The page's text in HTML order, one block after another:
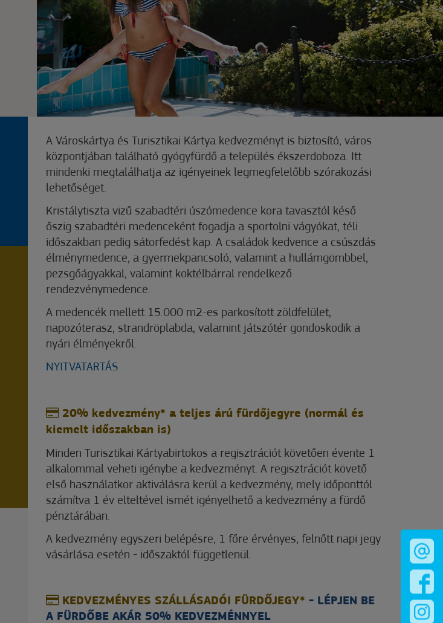
A Városkártya és Turisztikai Kártya kedvezményt is biztosító, város
központjában található gyógyfürdő a település ékszerdoboza. Itt
mindenki megtalálhatja az igényeinek legmegfelelőbb szórakozási
lehetőséget.
Kristálytiszta vizű szabadtéri úszómedence kora tavasztól késő
őszig szabadtéri medenceként fogadja a sportolni vágyókat, téli
időszakban pedig sátorfedést kap. A családok kedvence a csúszdás
élménymedence, a gyermekpancsoló, valamint a hullámgömbbel,
pezsgőágyakkal, valamint koktélbárral rendelkező
rendezvénymedence.
A medencék mellett 15.000 m2-es parkosított zöldfelület,
napozóterasz, strandröplabda, valamint játszótér gondoskodik a
nyári élményekről.
NYITVATARTÁS
20% kedvezmény* a teljes árú fürdőjegyre (normál és
kiemelt időszakban is)
Minden Turisztikai Kártyabirtokos a regisztrációt követően évente 1
alkalommal veheti igénybe a kedvezményt. A regisztrációt követő
első használatkor aktiválásra kerül a kedvezmény, mely időponttól
számítva 1 év elteltével ismét igényelhető a kedvezmény a fürdő
pénztárában.
A kedvezmény egyszeri belépésre, 1 főre érvényes, felnőtt napi jegy
vásárlása esetén - időszaktól függetlenül.
KEDVEZMÉNYES SZÁLLÁSADÓI FÜRDŐJEGY* - LÉPJEN BE
A FÜRDŐBE AKÁR 50% KEDVEZMÉNNYEL